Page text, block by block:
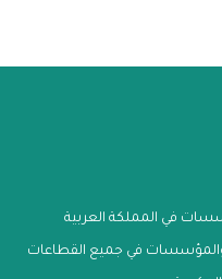
في المملكة العربية
والمؤسسات في جميع القطاعات